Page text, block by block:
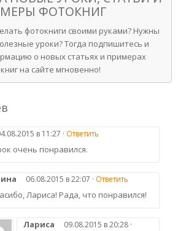
ФОТОКНИГ
фотокниги своими руками? Нужны
уроки? Тогда подпишитесь и
о новых статьях и примерах
на сайте мгновенно!
в 11:27 · Ответить
очень понравился.
06.08.2015 в 22:07 · Ответить
Лариса! Рада, что понравился!
Лариса
09.08.2015 в 20:28 ·